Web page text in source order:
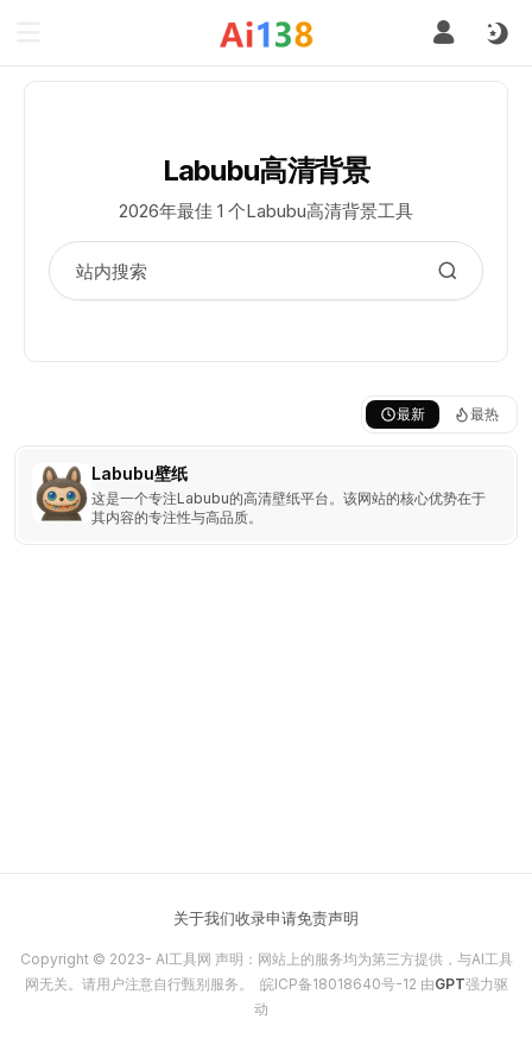
Labubu高清背景
2026年最佳 1 个Labubu高清背景工具
最新 最热
Labubu壁纸
这是一个专注Labubu的高清壁纸平台。该网站的核心优势在于
其内容的专注性与高品质。
关于我们收录申请免责声明
Copyright © 2023- AI工具网 声明：网站上的服务均为第三方提供，与AI工具
网无关。请用户注意自行甄别服务。 皖ICP备18018640号-12 由GPT强力驱
动